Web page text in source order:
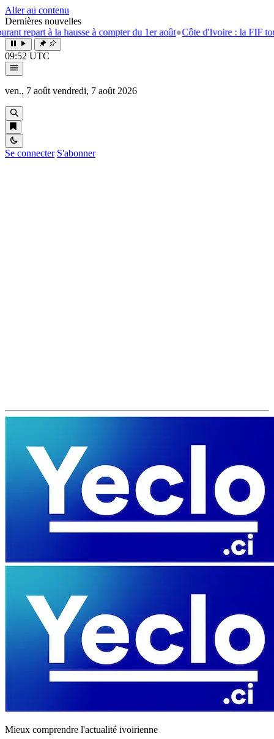
Aller au contenu
Dernières nouvelles
à la hausse à compter du 1er août● Côte d'Ivoire : la FIF tourne la
09:52 UTC
ven., 7 août vendredi, 7 août 2026
Se connecter S'abonner
Mieux comprendre l'actualité ivoirienne